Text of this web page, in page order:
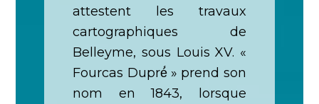
attestent les travaux
cartographiques de
Belleyme, sous Louis XV. «
Fourcas Dupré́ » prend son
nom en 1843, lorsque